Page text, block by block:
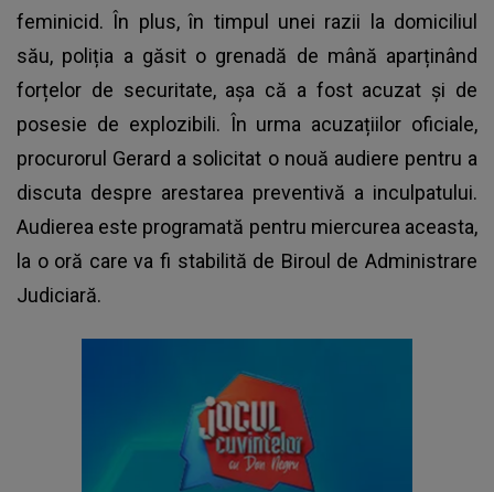
feminicid. În plus, în timpul unei razii la domiciliul
său, poliția a găsit o grenadă de mână aparținând
forțelor de securitate, așa că a fost acuzat și de
posesie de explozibili. În urma acuzațiilor oficiale,
procurorul Gerard a solicitat o nouă audiere pentru a
discuta despre arestarea preventivă a inculpatului.
Audierea este programată pentru miercurea aceasta,
la o oră care va fi stabilită de Biroul de Administrare
Judiciară.